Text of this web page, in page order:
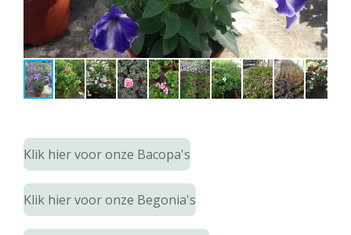
Klik hier voor onze Bacopa's
Klik hier voor onze Begonia's